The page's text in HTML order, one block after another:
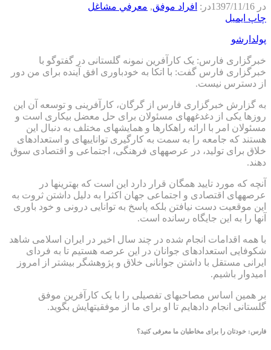
در 1397/11/16در: افراد موفق, معرفي مشاغل
چاپ ایمیل
پولدارشو
خبرگزاری فارس: یک کارآفرین نمونه گلستانی در گفت‎وگو با
خبرگزاری فارس گفت: با اتکا به خودباوری افق آینده برای من دور
از دسترس نیست.
به گزارش خبرگزاری فارس از گرگان، کارآفرینی و توسعه آن این
روزها یکی از دغدغه‎های مسئولان برای حل معضل بیکاری است و
مسئولان امر با ارائه راهکارها و همایش‎های مختلف به دنبال این
هستند که جامعه را به سمت به کارگیری توانایی‎های و استعدادهای
خلاق برای تولید، در عرصه‎های فرهنگی، اجتماعی و اقتصادی سوق
دهند.
آنچه که مورد تایید همگان قرار دارد این است که بهترین‎ها در
عرصه‎های اقتصادی و اجتماعی جهان اکثرا به دلیل داشتن ثروت به
این موقعیت دست نیافتن بلکه پاسخ به توانایی درونی و خود باوری
آنها را به این جایگاه رسانده است.
با همه اقدامات انجام شده در چند سال اخیر در ایران اسلامی شاهد
شکوفایی استعدادهای جوانان در این عرصه هستیم تا به فردای
ایرانی مستقل با داشتن جوانانی خلاق و پژوهشگر بیشتر از امروز
امیدوار باشیم.
بر همین اساس مصاحبه‎ای تفصیلی را با یک کارآفرین موفق
گلستانی انجام داده‎ایم تا او برای ما از موفقیت‎هایش بگوید.
فارس: خودتان را برای مخاطبان ما معرفی کنید؟